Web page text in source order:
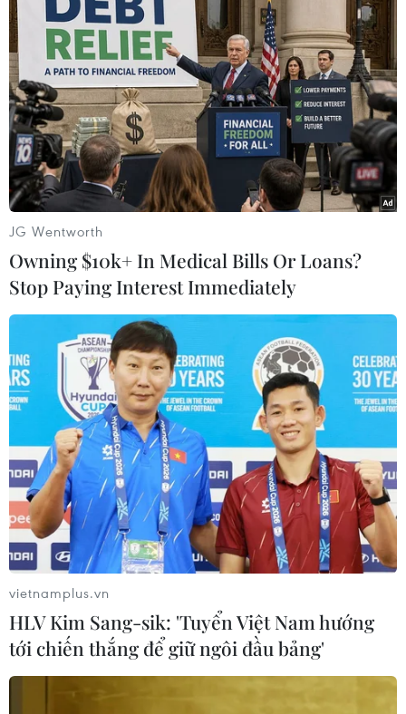
JG Wentworth
Owning $10k+ In Medical Bills Or Loans?
Stop Paying Interest Immediately
vietnamplus.vn
HLV Kim Sang-sik: 'Tuyển Việt Nam hướng
tới chiến thắng để giữ ngôi đầu bảng'